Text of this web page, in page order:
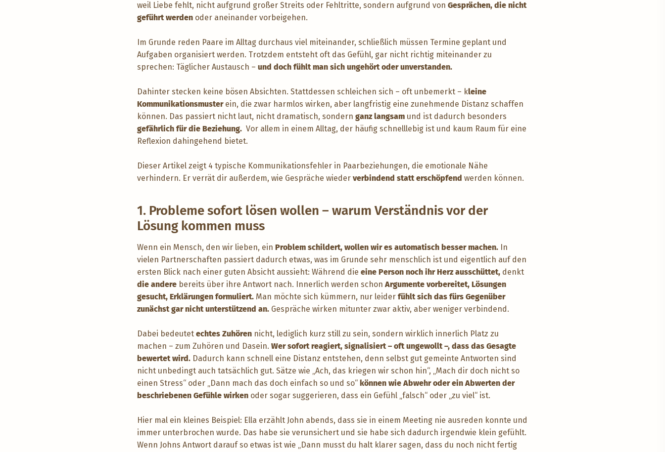
weil Liebe fehlt, nicht aufgrund großer Streits oder Fehltritte, sondern aufgrund von Gesprächen, die nicht
geführt werden oder aneinander vorbeigehen.
Im Grunde reden Paare im Alltag durchaus viel miteinander, schließlich müssen Termine geplant und
Aufgaben organisiert werden. Trotzdem entsteht oft das Gefühl, gar nicht richtig miteinander zu
sprechen: Täglicher Austausch – und doch fühlt man sich ungehört oder unverstanden.
Dahinter stecken keine bösen Absichten. Stattdessen schleichen sich – oft unbemerkt – kleine
Kommunikationsmusterein, die zwar harmlos wirken, aber langfristig eine zunehmende Distanz schaffen
können. Das passiert nicht laut, nicht dramatisch, sondern ganz langsam und ist dadurch besonders
gefährlich für die Beziehung. Vor allem in einem Alltag, der häufig schnelllebig ist und kaum Raum für eine
Reflexion dahingehend bietet.
Dieser Artikel zeigt 4 typische Kommunikationsfehler in Paarbeziehungen, die emotionale Nähe
verhindern. Er verrät dir außerdem, wie Gespräche wieder verbindend statt erschöpfend werden können.
1. Probleme sofort lösen wollen – warum Verständnis vor der
Lösung kommen muss
Wenn ein Mensch, den wir lieben, ein Problem schildert, wollen wir es automatisch besser machen. In
vielen Partnerschaften passiert dadurch etwas, was im Grunde sehr menschlich ist und eigentlich auf den
ersten Blick nach einer guten Absicht aussieht: Während die eine Person noch ihr Herz ausschüttet, denkt
die andere bereits über ihre Antwort nach. Innerlich werden schon Argumente vorbereitet, Lösungen
gesucht, Erklärungen formuliert. Man möchte sich kümmern, nur leider fühlt sich das fürs Gegenüber
zunächst gar nicht unterstützend an. Gespräche wirken mitunter zwar aktiv, aber weniger verbindend.
Dabei bedeutet echtes Zuhören nicht, lediglich kurz still zu sein, sondern wirklich innerlich Platz zu
machen – zum Zuhören und Dasein. Wer sofort reagiert, signalisiert – oft ungewollt –, dass das Gesagte
bewertet wird. Dadurch kann schnell eine Distanz entstehen, denn selbst gut gemeinte Antworten sind
nicht unbedingt auch tatsächlich gut. Sätze wie „Ach, das kriegen wir schon hin“, „Mach dir doch nicht so
einen Stress“ oder „Dann mach das doch einfach so und so“ können wie Abwehr oder ein Abwerten der
beschriebenen Gefühle wirken oder sogar suggerieren, dass ein Gefühl „falsch“ oder „zu viel“ ist.
Hier mal ein kleines Beispiel: Ella erzählt John abends, dass sie in einem Meeting nie ausreden konnte und
immer unterbrochen wurde. Das habe sie verunsichert und sie habe sich dadurch irgendwie klein gefühlt.
Wenn Johns Antwort darauf so etwas ist wie „Dann musst du halt klarer sagen, dass du noch nicht fertig